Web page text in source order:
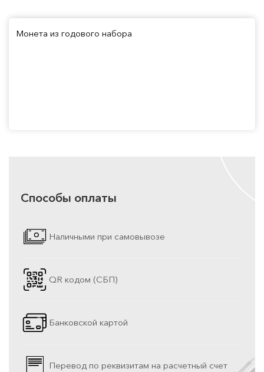
Монета из годового набора
Способы оплаты
Наличными при самовывозе
QR кодом (СБП)
Банковской картой
Перевод по реквизитам на расчетный счет